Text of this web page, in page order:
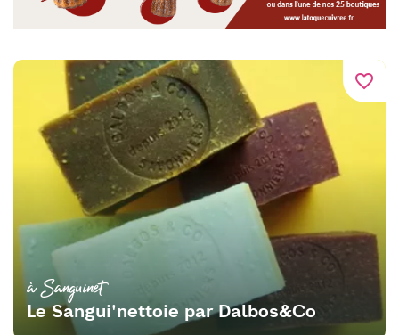
favorite_border
à Sanguinet
Le Sangui'nettoie par Dalbos&Co